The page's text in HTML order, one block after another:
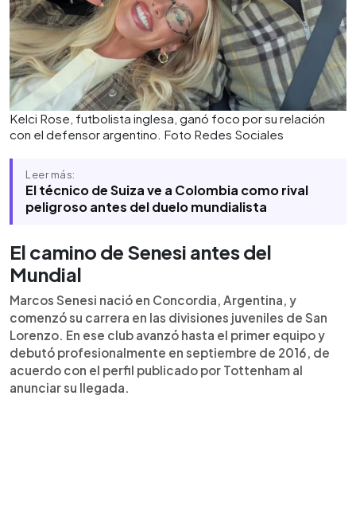
Kelci Rose, futbolista inglesa, ganó foco por su relación
con el defensor argentino. Foto Redes Sociales
Leer más:
El técnico de Suiza ve a Colombia como rival
peligroso antes del duelo mundialista
El camino de Senesi antes del
Mundial
Marcos Senesi nació en Concordia, Argentina, y
comenzó su carrera en las divisiones juveniles de San
Lorenzo. En ese club avanzó hasta el primer equipo y
debutó profesionalmente en septiembre de 2016, de
acuerdo con el perfil publicado por Tottenham al
anunciar su llegada.